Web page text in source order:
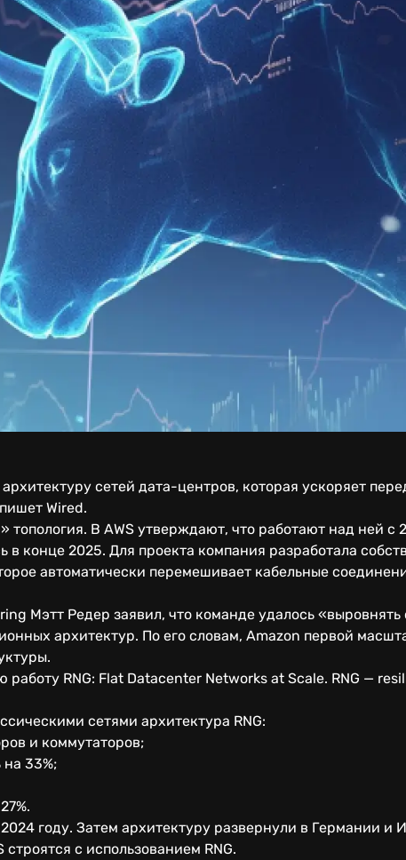
сетей дата-центров, которая ускоряет
Wired.
В AWS утверждают, что работают над ней с
в конце 2025. Для проекта компания разработала
автоматически перемешивает кабельные
Мэтт Редер заявил, что команде удалось «выровнять
архитектур. По его словам, Amazon первой
RNG: Flat Datacenter Networks at Scale. RNG —
сетями архитектура RNG:
и коммутаторов;
33%;
году. Затем архитектуру развернули в Германии и
с использованием RNG.